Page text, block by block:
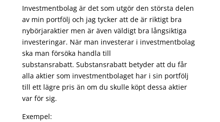
Investmentbolag är det som utgör den största delen
av min portfölj och jag tycker att de är riktigt bra
nybörjaraktier men är även väldigt bra långsiktiga
investeringar. När man investerar i investmentbolag
ska man försöka handla till
substansrabatt. Substansrabatt betyder att du får
alla aktier som investmentbolaget har i sin portfölj
till ett lägre pris än om du skulle köpt dessa aktier
var för sig.
Exempel: